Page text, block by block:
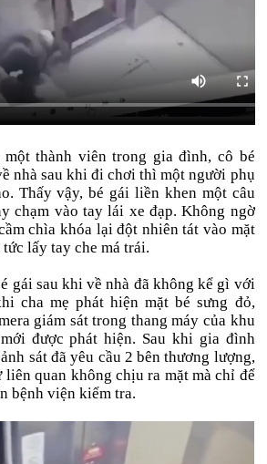
thành viên trong gia đình, cô bé
nhà sau khi đi chơi thì một người phụ
Thấy vậy, bé gái liền khen một câu
chạm vào tay lái xe đạp. Không ngờ
chìa khóa lại đột nhiên tát vào mặt
lấy tay che má trái.
gái sau khi về nhà đã không kể gì với
cha mẹ phát hiện mặt bé sưng đỏ,
giám sát trong thang máy của khu
được phát hiện. Sau khi gia đình
sát đã yêu cầu 2 bên thương lượng,
quan không chịu ra mặt mà chỉ để
bệnh viện kiểm tra.